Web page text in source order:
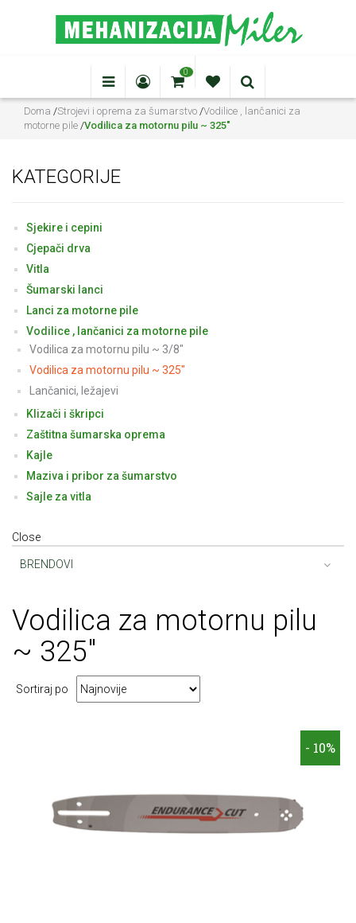
0
Doma /Strojevi i oprema za šumarstvo /Vodilice , lančanici za
motorne pile /Vodilica za motornu pilu ~ 325"
KATEGORIJE
Sjekire i cepini
Cjepači drva
Vitla
Šumarski lanci
Lanci za motorne pile
Vodilice , lančanici za motorne pile
Vodilica za motornu pilu ~ 3/8"
Vodilica za motornu pilu ~ 325"
Lančanici, ležajevi
Klizači i škripci
Zaštitna šumarska oprema
Kajle
Maziva i pribor za šumarstvo
Sajle za vitla
Close
BRENDOVI
Vodilica za motornu pilu
~ 325"
Sortiraj po
- 10%